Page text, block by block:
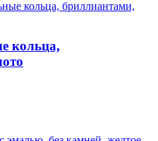
кольца,